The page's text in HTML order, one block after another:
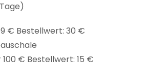
€ Bestellwert: 30 €
€ Bestellwert: 15 €